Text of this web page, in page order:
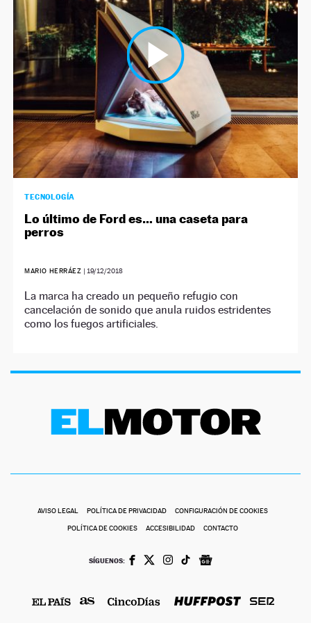
NEWSLETTER
SÍGUENOS
TECNOLOGÍA
Lo último de Ford es… una caseta para
perros
MARIO HERRÁEZ | 19/12/2018
La marca ha creado un pequeño refugio con
cancelación de sonido que anula ruidos estridentes
como los fuegos artificiales.
AVISO LEGAL POLÍTICA DE PRIVACIDAD CONFIGURACIÓN DE COOKIES
POLÍTICA DE COOKIES ACCESIBILIDAD CONTACTO
SÍGUENOS: